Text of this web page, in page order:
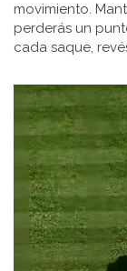
movimiento.
perderás un
cada saque,